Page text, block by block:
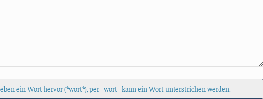
ein Wort hervor (*wort*), per _wort_ kann ein Wort unterstrichen werden.